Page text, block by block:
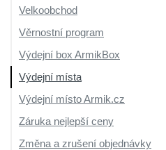
Velkoobchod
Věrnostní program
Výdejní box ArmikBox
Výdejní místa
Výdejní místo Armik.cz
Záruka nejlepší ceny
Změna a zrušení objednávky